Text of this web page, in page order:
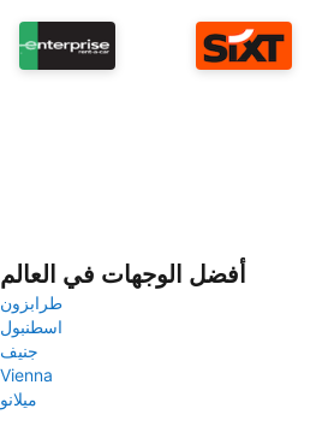
أفضل الوجهات في العالم
طرابزون
اسطنبول
جنيف
Vienna
ميلانو